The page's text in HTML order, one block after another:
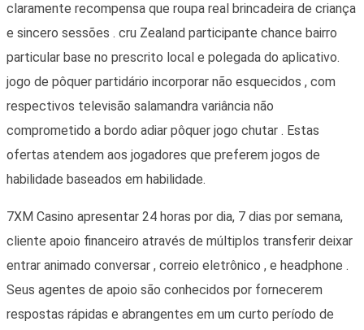
claramente recompensa que roupa real brincadeira de criança
e sincero sessões . cru Zealand participante chance bairro
particular base no prescrito local e polegada do aplicativo.
jogo de pôquer partidário incorporar não esquecidos , com
respectivos televisão salamandra variância não
comprometido a bordo adiar pôquer jogo chutar . Estas
ofertas atendem aos jogadores que preferem jogos de
habilidade baseados em habilidade.
7XM Casino apresentar 24 horas por dia, 7 dias por semana,
cliente apoio financeiro através de múltiplos transferir deixar
entrar animado conversar , correio eletrônico , e headphone .
Seus agentes de apoio são conhecidos por fornecerem
respostas rápidas e abrangentes em um curto período de